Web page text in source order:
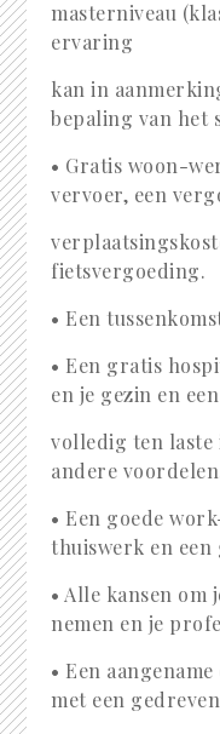
masterniveau
ervaring
kan in
bepaling van het
• Gratis woon-
vervoer, een
fietsvergoeding.
• Een
• Een gratis
en je gezin en
volledig ten laste
andere
• Een goede
thuiswerk en
• Alle kansen om
nemen en je
• Een
met een